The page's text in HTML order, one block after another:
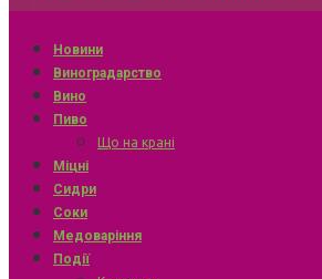
Новини
Виноградарство
Вино
Пиво
Що на крані
Міцні
Сидри
Соки
Медоваріння
Події